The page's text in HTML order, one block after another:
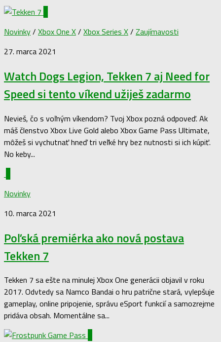
Novinky/ Xbox One X/ Xbox Series X/ Zaujímavosti
27. marca 2021
Watch Dogs Legion, Tekken 7 aj Need for
Speed si tento víkend užiješ zadarmo
Nevieš, čo s voľným víkendom? Tvoj Xbox pozná odpoveď. Ak
máš členstvo Xbox Live Gold alebo Xbox Game Pass Ultimate,
môžeš si vychutnať hneď tri veľké hry bez nutnosti si ich kúpiť.
No keby...
Novinky
10. marca 2021
Poľská premiérka ako nová postava
Tekken 7
Tekken 7 sa ešte na minulej Xbox One generácii objavil v roku
2017. Odvtedy sa Namco Bandai o hru patrične stará, vylepšuje
gameplay, online pripojenie, správu eSport funkcií a samozrejme
pridáva obsah. Momentálne sa...